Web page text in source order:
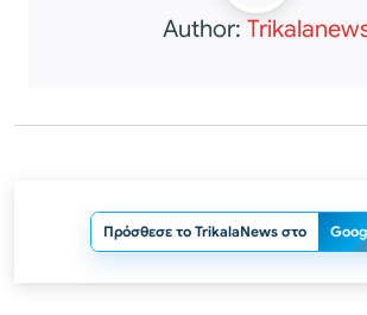
Author:
Πρόσθεσε το TrikalaNews στο